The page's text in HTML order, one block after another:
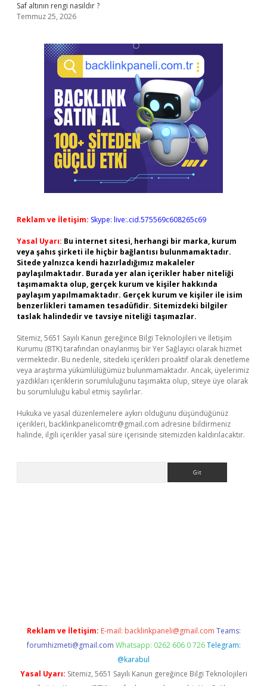
Saf altının rengi nasıldır ?
Temmuz 25, 2026
Reklam ve İletişim: Skype: live:.cid.575569c608265c69
Yasal Uyarı: Bu internet sitesi, herhangi bir marka, kurum
veya şahıs şirketi ile hiçbir bağlantısı bulunmamaktadır.
Sitede yalnızca kendi hazırladığımız makaleler
paylaşılmaktadır. Burada yer alan içerikler haber niteliği
taşımamakta olup, gerçek kurum ve kişiler hakkında
paylaşım yapılmamaktadır. Gerçek kurum ve kişiler ile isim
benzerlikleri tamamen tesadüfidir. Sitemizdeki bilgiler
taslak halindedir ve tavsiye niteliği taşımazlar.
Sitemiz, 5651 Sayılı Kanun gereğince Bilgi Teknolojileri ve İletişim
Kurumu (BTK) tarafından onaylanmış bir Yer Sağlayıcı olarak hizmet
vermektedir. Bu nedenle, sitedeki içerikleri proaktif olarak denetleme
veya araştırma yükümlülüğümüz bulunmamaktadır. Ancak, üyelerimiz
yazdıkları içeriklerin sorumluluğunu taşımakta olup, siteye üye olarak
bu sorumluluğu kabul etmiş sayılırlar.
Hukuka ve yasal düzenlemelere aykırı olduğunu düşündüğünüz
içerikleri, backlinkpanelicomtr@gmail.com adresine bildirmeniz
halinde, ilgili içerikler yasal süre içerisinde sitemizden kaldırılacaktır.
Reklam ve İletişim: E-mail: backlinkpaneli@gmail.com Teams:
forumhizmeti@gmail.com Whatsapp: 0262 606 0 726 Telegram:
@karabul
Yasal Uyarı: Sitemiz, 5651 Sayılı Kanun gereğince Bilgi Teknolojileri